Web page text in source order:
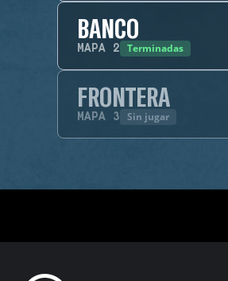
BANCO
MAPA 2 Terminadas
FRONTERA
MAPA 3 Sin jugar